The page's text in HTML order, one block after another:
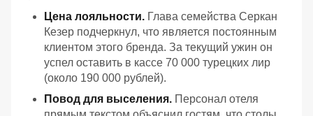
Цена лояльности. Глава семейства Серкан
Кезер подчеркнул, что является постоянным
клиентом этого бренда. За текущий ужин он
успел оставить в кассе 70 000 турецких лир
(около 190 000 рублей).
Повод для выселения. Персонал отеля